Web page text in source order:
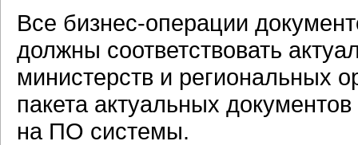
Все бизнес-операции
должны соответствовать
министерств и региональных
пакета актуальных
на ПО системы.